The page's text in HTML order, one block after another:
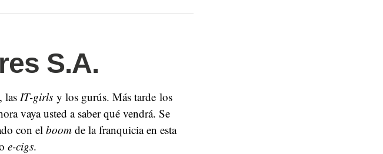
S.A.
, las IT-girls y los gurús. Más tarde los
vaya usted a saber qué vendrá. Se
con el boom de la franquicia en esta
e-cigs.